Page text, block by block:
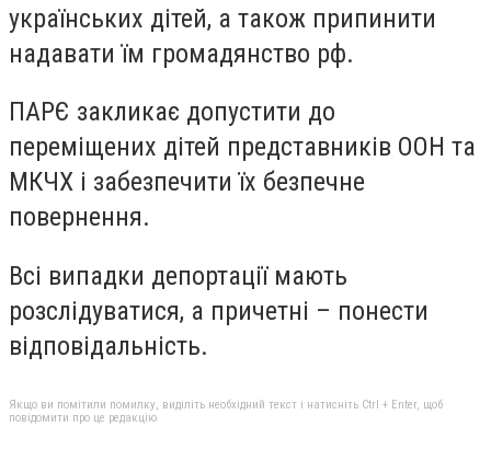
українських дітей, а також припинити
надавати їм громадянство рф.
ПАРЄ закликає допустити до
переміщених дітей представників ООН та
МКЧХ і забезпечити їх безпечне
повернення.
Всі випадки депортації мають
розслідуватися, а причетні – понести
відповідальність.
Якщо ви помітили помилку, виділіть необхідний текст і натисніть Ctrl + Enter, щоб
повідомити про це редакцію